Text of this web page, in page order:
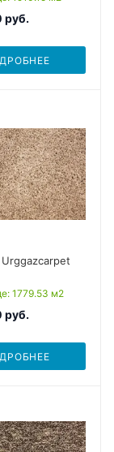
руб.
: 1779.53 м2
руб.